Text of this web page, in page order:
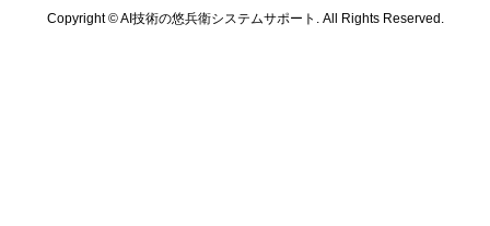
Copyright ©AI技術の悠兵衛システムサポート. All Rights Reserved.